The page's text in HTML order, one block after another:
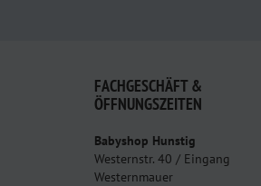
FACHGESCHÄFT &
ÖFFNUNGSZEITEN
Babyshop Hunstig
Westernstr. 40 / Eingang
Westernmauer